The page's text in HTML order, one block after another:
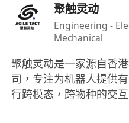
志向明确，潜心做事
业方向的认同，而不
扎根深圳，全心投入
常驻深圳，我们将为
持。
工作地点：深圳南山
聚触灵动
Engineering -
Mechanical
聚触灵动是一家源自香
司，专注为机器人提供
行跨模态，跨物种的交互。 我们极力寻求的